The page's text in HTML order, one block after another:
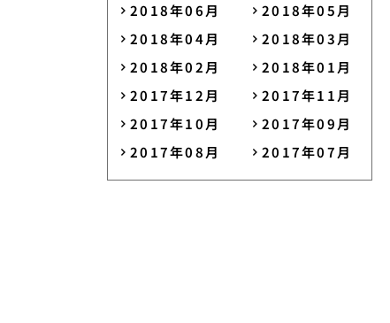
2018年06月
2018年05月
2018年04月
2018年03月
2018年02月
2018年01月
2017年12月
2017年11月
2017年10月
2017年09月
2017年08月
2017年07月